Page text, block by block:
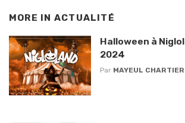
MORE IN ACTUALITÉ
Halloween à
2024
Par MAYEUL CHARTIER